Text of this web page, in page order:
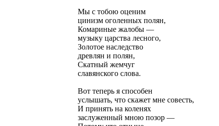
Мы с тобою оценим
цинизм оголенных полян,
Комариные жалобы —
музыку царства лесного,
Золотое наследство
древлян и полян,
Скатный жемчуг
славянского слова.
Вот теперь я способен
услышать, что скажет мне совесть,
И принять на коленях
заслуженный мною позор —